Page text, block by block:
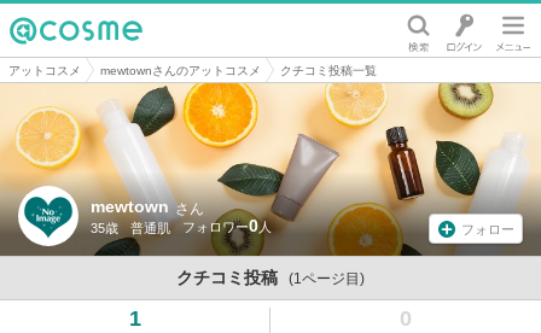
@cosme
アットコスメ mewtownさんのアットコスメ クチコミ投稿一覧
mewtown さん
35歳 普通肌 0 フォロー
クチコミ投稿 (1ページ目)
1 0